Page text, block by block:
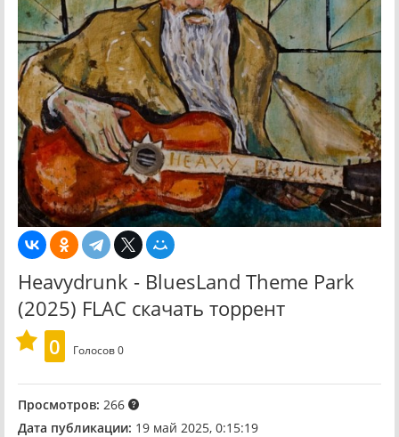
Heavydrunk - BluesLand Theme Park
(2025) FLAC скачать торрент
0
Голосов0
Просмотров: 266
Дата публикации: 19 май 2025, 0:15:19